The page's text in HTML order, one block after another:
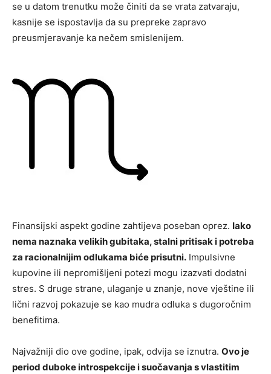
se u datom trenutku može činiti da se vrata zatvaraju,
kasnije se ispostavlja da su prepreke zapravo
preusmjeravanje ka nečem smislenijem.
Finansijski aspekt godine zahtijeva poseban oprez. Iako
nema naznaka velikih gubitaka, stalni pritisak i potreba
za racionalnijim odlukama biće prisutni. Impulsivne
kupovine ili nepromišljeni potezi mogu izazvati dodatni
stres. S druge strane, ulaganje u znanje, nove vještine ili
lični razvoj pokazuje se kao mudra odluka s dugoročnim
benefitima.
Najvažniji dio ove godine, ipak, odvija se iznutra. Ovo je
period duboke introspekcije i suočavanja s vlastitim